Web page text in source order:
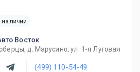
наличии
Восток
д. Марусино, ул. 1-я Луговая
(499) 110-54-49